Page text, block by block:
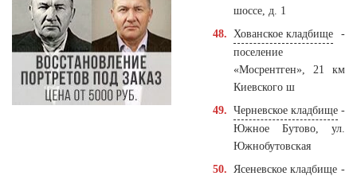
шоссе, д. 1
Хованское кладбище -
поселение
«Мосрентген», 21 км
Киевского ш
Черневское кладбище -
Южное Бутово, ул.
Южнобутовская
Ясеневское кладбище -